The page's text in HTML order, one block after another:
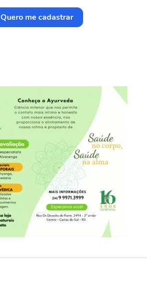
Quero me cadastrar